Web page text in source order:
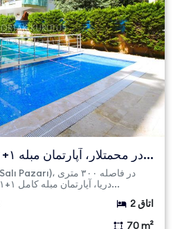
دریا، آپارتمان مبله کامل ۱+۱. استخر روباز، پارکینگ، امنیت...
2 اتاق
70 m²